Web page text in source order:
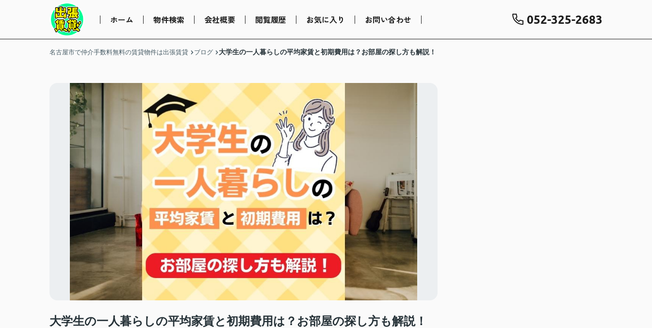
ホーム 物件検索 会社概要 閲覧履歴 お気に入り お問い合わせ 052-325-2683
名古屋市で仲介手数料無料の賃貸物件は出張賃貸 ブログ 大学生の一人暮らしの平均家賃と初期費用は？お部屋の探し方も解説！
大学生の一人暮らしの平均家賃と初期費用は？お部屋の探し方も解説！